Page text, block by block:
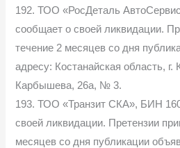
192. ТОО «РосДеталь
сообщает о своей ликвидации.
течение 2 месяцев со дня
адресу: Костанайская область, г.
Карбышева, 26а, № 3.
193. ТОО «Транзит СКА», БИН
своей ликвидации. Претензии
месяцев со дня публикации